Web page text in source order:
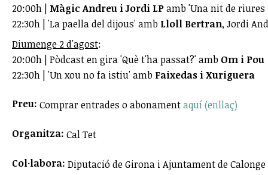
20:00h | Màgic Andreu i Jordi LPamb 'Una nit de
22:30h | 'La paella del dijous' amb Lloll Bertran, Jordi
Diumenge 2 d'agost:
20:00h | Pòdcast en gira 'Què t'ha passat?' amb Om i Pou
22:30h | 'Un xou no fa istiu' amb Faixedas i Xuriguera
Preu: Comprar entrades o abonamentaquí (enllaç)
Organitza: Cal Tet
Col·labora: Diputació de Girona i Ajuntament de